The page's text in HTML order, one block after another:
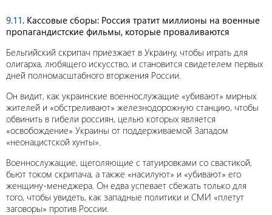
9.11. Кассовые сборы: Россия тратит миллионы на военные
пропагандистские фильмы, которые проваливаются
Бельгийский скрипач приезжает в Украину, чтобы играть для
олигарха, любящего искусство, и становится свидетелем первых
дней полномасштабного вторжения России.
Он видит, как украинские военнослужащие «убивают» мирных
жителей и «обстреливают» железнодорожную станцию, чтобы
обвинить в гибели россиян, целью которых является
«освобождение» Украины от поддерживаемой Западом
«неонацистской хунты».
Военнослужащие, щеголяющие с татуировками со свастикой,
бьют током скрипача, а также «насилуют» и «убивают» его
женщину-менеджера. Он едва успевает сбежать только для
того, чтобы увидеть, как западные политики и СМИ «плетут
заговоры» против России.